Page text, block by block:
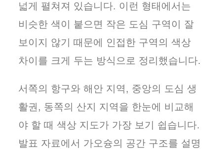
넓게 펼쳐져 있습니다. 이런 형태에서는
비슷한 색이 붙으면 작은 도심 구역이 잘
보이지 않기 때문에 인접한 구역의 색상
차이를 크게 두는 방식으로 정리했습니다.
서쪽의 항구와 해안 지역, 중앙의 도심 생
활권, 동쪽의 산지 지역을 한눈에 비교해
야 할 때 색상 지도가 가장 보기 쉽습니다.
발표 자료에서 가오슝의 공간 구조를 설명